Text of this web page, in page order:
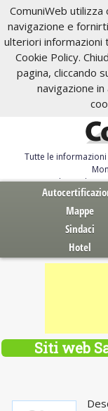
ComuniWeb
navigazione e
ulteriori informazioni
Cookie Policy.
pagina, cliccando
navigazione
Tutte le informazioni
Servizi al Cittadino.
Mappe
Sindaci
Hotel
Siti web